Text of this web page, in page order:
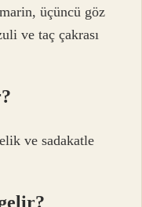
üçüncü göz
ve taç çakrası
ve sadakatle